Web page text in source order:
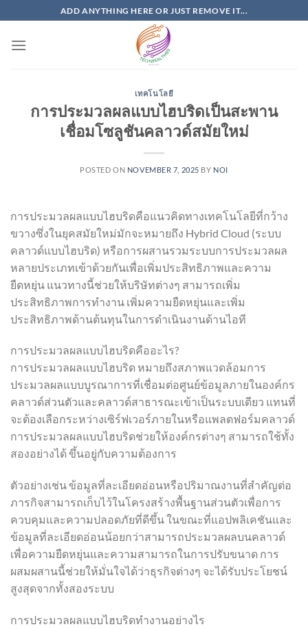
to
content
ADD ANYTHING HERE OR JUST REMOVE IT...
เทคโนโลยี
การประมวลผลแบบไฮบริดเป็นสะพาน
เชื่อมโซลูชันคลาวด์สมัยใหม่
POSTED ON NOVEMBER 7, 2025 BY NOI
การประมวลผลแบบไฮบริดคือแนวคิดทางเทคโนโลยีที่กว้าง
ขวางซึ่งในยุคสมัยใหม่มักจะหมายถึง Hybrid Cloud (ระบบ
คลาวด์แบบไฮบริด) หรือการผสานรวมระบบการประมวลผล
หลายประเภทเข้าด้วยกันเพื่อเพิ่มประสิทธิภาพและความ
ยืดหยุ่น แนวทางนี้ช่วยให้บริษัทต่างๆ สามารถเพิ่ม
ประสิทธิภาพการทำงาน เพิ่มความยืดหยุ่นและเพิ่ม
ประสิทธิภาพด้านต้นทุนในการดำเนินงานด้านไอที
การประมวลผลแบบไฮบริดคืออะไร?
การประมวลผลแบบไฮบริด หมายถึงสภาพแวดล้อมการ
ประมวลผลแบบบูรณาการที่เชื่อมต่อศูนย์ข้อมูลภายในองค์กร
คลาวด์ส่วนตัวและคลาวด์สาธารณะเข้าเป็นระบบเดียว แทนที่
จะต้องเลือกระหว่างเซิร์ฟเวอร์ภายในหรือแพลตฟอร์มคลาวด์
การประมวลผลแบบไฮบริดช่วยให้องค์กรต่างๆ สามารถใช้ทั้ง
สองอย่างได้ ขึ้นอยู่กับความต้องการ
ตัวอย่างเช่น ข้อมูลที่ละเอียดอ่อนหรือปริมาณงานที่สำคัญต่อ
ภารกิจสามารถเก็บไว้ในโครงสร้างพื้นฐานส่วนตัวเพื่อการ
ควบคุมและความปลอดภัยที่ดีขึ้น ในขณะที่แอปพลิเคชันและ
ข้อมูลที่ละเอียดอ่อนน้อยกว่าสามารถประมวลผลบนคลาวด์
เพื่อความยืดหยุ่นและความสามารถในการปรับขนาด การ
ผสมผสานนี้ช่วยให้มั่นใจได้ว่าธุรกิจต่างๆ จะได้รับประโยชน์
สูงสุดจากทั้งสองระบบ
การประมวลผลแบบไฮบริดทำงานอย่างไร